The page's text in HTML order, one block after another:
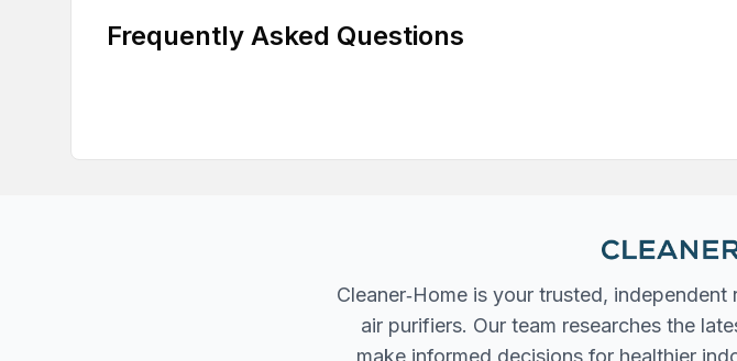
Frequently Asked Questions
Cleaner‐Home is your trusted,
air purifiers. Our team researches the
make informed decisions for healthier